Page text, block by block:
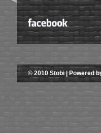
© 2010 Stobi | Powered